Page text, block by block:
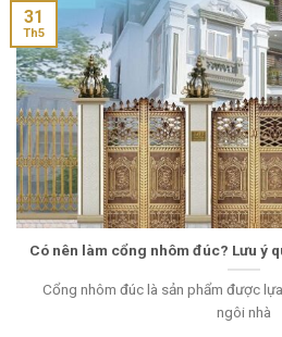
Có nên làm cổng nhôm đúc? Lưu ý
Cổng nhôm đúc là sản phẩm được
ngôi nhà
31
Th5